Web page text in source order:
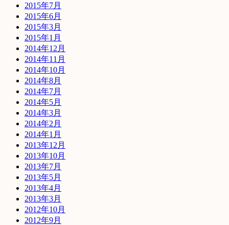
2015年7月
2015年6月
2015年3月
2015年1月
2014年12月
2014年11月
2014年10月
2014年8月
2014年7月
2014年5月
2014年3月
2014年2月
2014年1月
2013年12月
2013年10月
2013年7月
2013年5月
2013年4月
2013年3月
2012年10月
2012年9月